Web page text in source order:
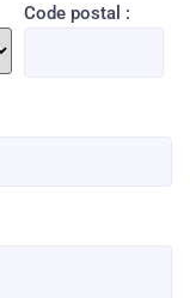
Code postal :